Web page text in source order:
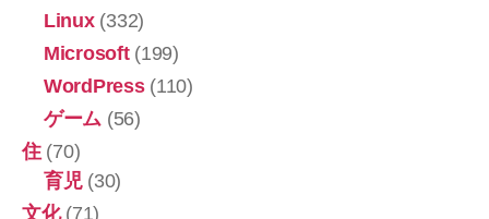
Linux(332)
Microsoft(199)
WordPress(110)
ゲーム (56)
住(70)
育児(30)
文化(71)